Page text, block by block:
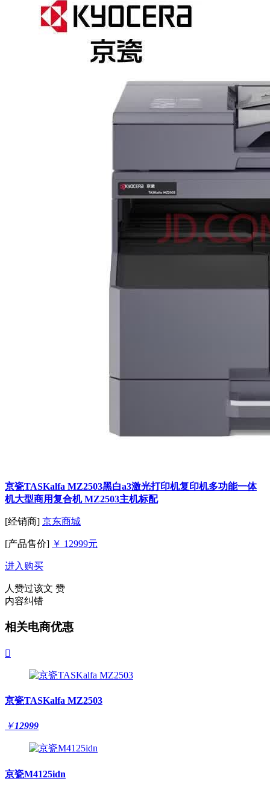
京瓷TASKalfa MZ2503黑白a3激光打印机复印机多功能一体
机大型商用复合机 MZ2503主机标配
[经销商] 京东商城
[产品售价] ￥ 12999元
进入购买
人赞过该文 赞
内容纠错
相关电商优惠

京瓷TASKalfa MZ2503
￥12999
京瓷M4125idn